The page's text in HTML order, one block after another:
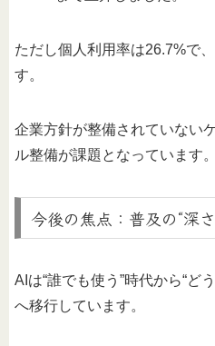
ただし個人利用率は26.7%で
す。
企業方針が整備されていない
ル整備が課題となっています。
今後の焦点：普及の“深
AIは“誰でも使う”時代から“ど
へ移行しています。